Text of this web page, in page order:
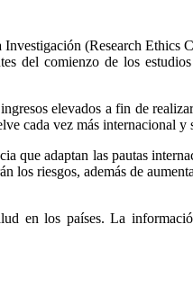
(Research Ethics
del comienzo de los
elevados a fin de
cada vez más internacional
que adaptan las pautas
riesgos, además de
en los países. La